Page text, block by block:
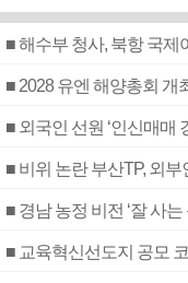
■ 해수부 청사, 북항 국제
■ 2028 유엔 해양총회 개
■ 외국인 선원 ‘인신매매
■ 비위 논란 부산TP, 외부
■ 경남 농정 비전 ‘잘 사
■ 교육혁신선도지 공모